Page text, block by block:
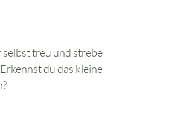
treu und strebe
du das kleine